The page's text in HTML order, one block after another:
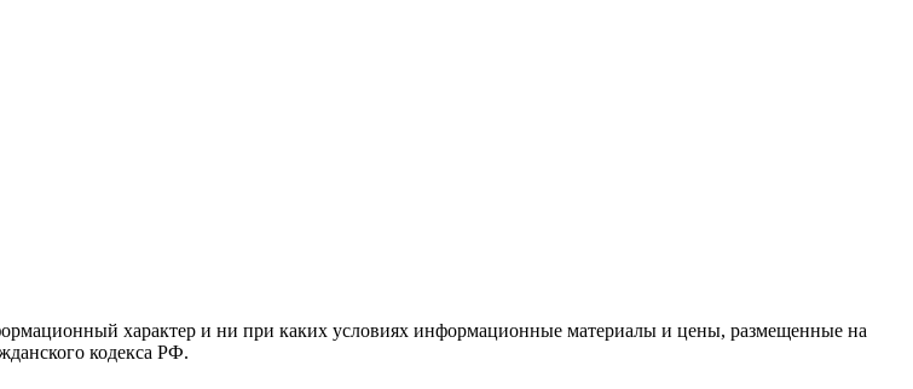
характер и ни при каких условиях информационные материалы и цены, размещенные на
кодекса РФ.